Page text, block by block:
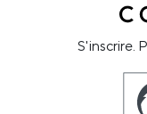
S'inscrire.